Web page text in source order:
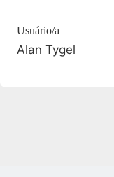
Usuário/a
Alan Tygel